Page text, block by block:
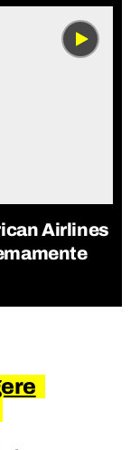
Airlines